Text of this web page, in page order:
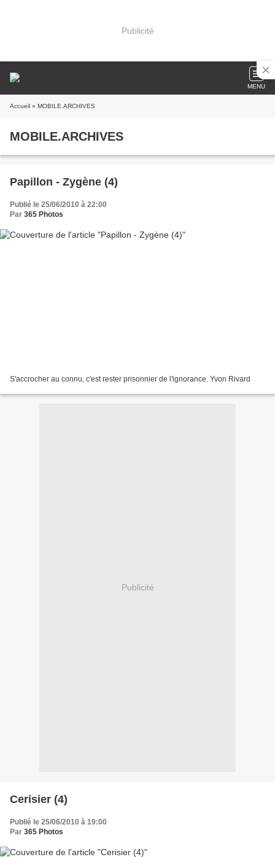
Publicité
MENU
Accueil » MOBILE.ARCHIVES
MOBILE.ARCHIVES
Papillon - Zygène (4)
Publié le 25/06/2010 à 22:00
Par 365 Photos
S'accrocher au connu, c'est rester prisonnier de l'ignorance. Yvon Rivard
Publicité
Cerisier (4)
Publié le 25/06/2010 à 19:00
Par 365 Photos